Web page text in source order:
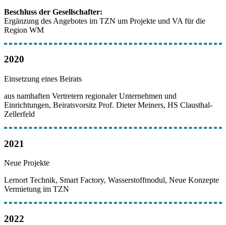
Beschluss der Gesellschafter:
Ergänzung des Angebotes im TZN um Projekte und VA für die
Region WM
2020
Einsetzung eines Beirats
aus namhaften Vertretern regionaler Unternehmen und
Einrichtungen, Beiratsvorsitz Prof. Dieter Meiners, HS Clausthal-
Zellerfeld
2021
Neue Projekte
Lernort Technik, Smart Factory, Wasserstoffmodul, Neue Konzepte
Vermietung im TZN
2022